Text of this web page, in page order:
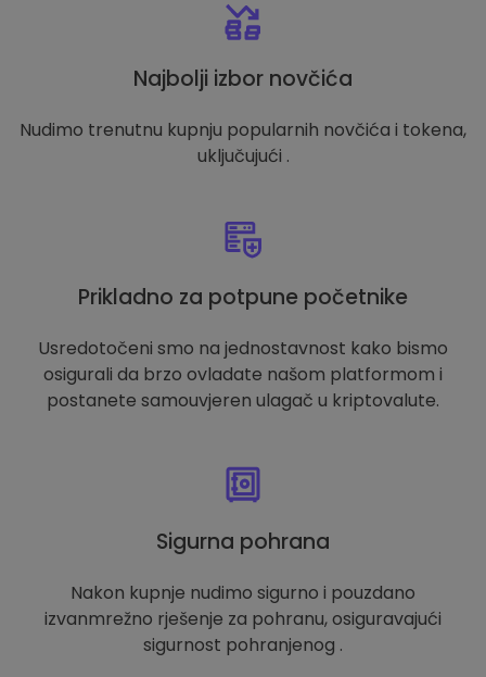
Najbolji izbor novčića
Nudimo trenutnu kupnju popularnih novčića i tokena,
uključujući .
Prikladno za potpune početnike
Usredotočeni smo na jednostavnost kako bismo
osigurali da brzo ovladate našom platformom i
postanete samouvjeren ulagač u kriptovalute.
Sigurna pohrana
Nakon kupnje nudimo sigurno i pouzdano
izvanmrežno rješenje za pohranu, osiguravajući
sigurnost pohranjenog .